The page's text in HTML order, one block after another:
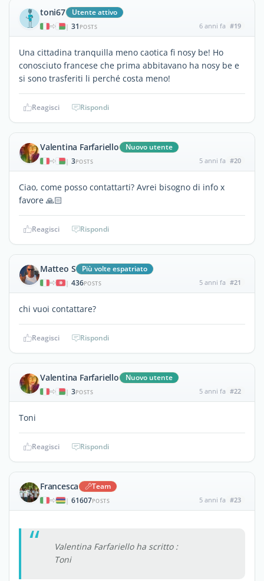
toni67 Utente attivo
| 31 POSTS 6 anni fa #19
Una cittadina tranquilla meno caotica fi nosy be! Ho
conosciuto francese che prima abbitavano ha nosy be e
si sono trasferiti li perché costa meno!
Reagisci Rispondi
Valentina Farfariello Nuovo utente
| 3POSTS 5 anni fa #20
Ciao, come posso contattarti? Avrei bisogno di info x
favore 🙏🏻
Reagisci Rispondi
Matteo S Più volte espatriato
| 436POSTS 5 anni fa #21
chi vuoi contattare?
Reagisci Rispondi
Valentina Farfariello Nuovo utente
| 3POSTS 5 anni fa #22
Toni
Reagisci Rispondi
Francesca Team
| 61607POSTS 5 anni fa #23
Valentina Farfariello ha scritto :
Toni